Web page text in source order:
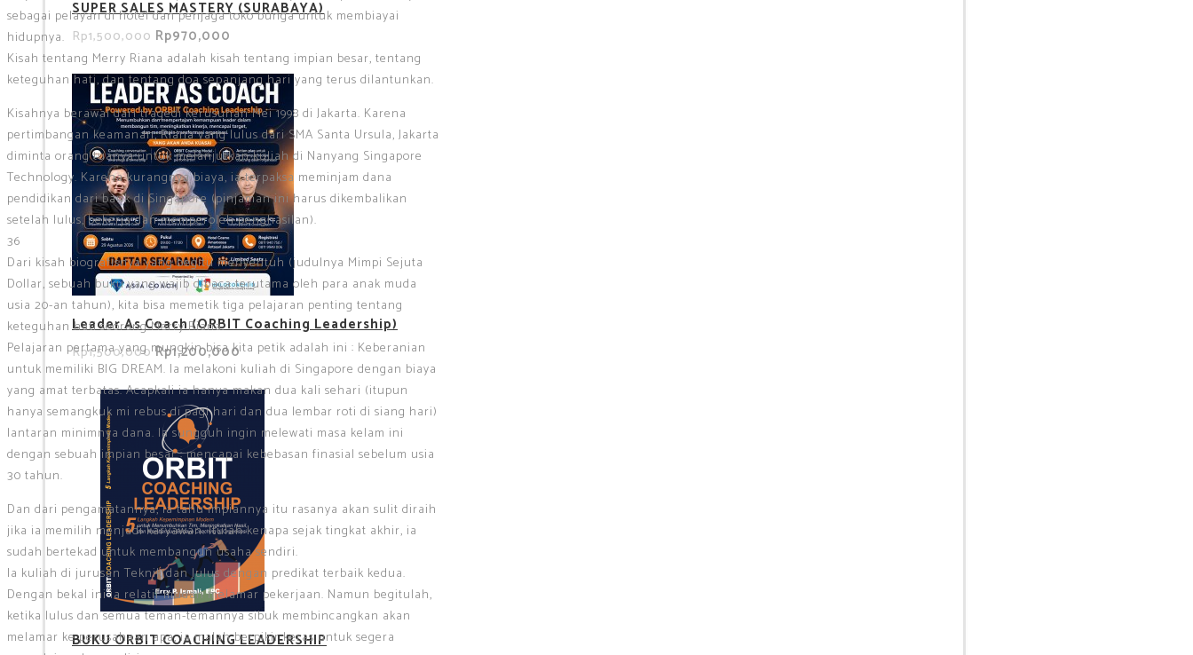
SUPER SALES MASTERY (SURABAYA)
Rp1,500,000 Rp970,000
Leader As Coach (ORBIT Coaching Leadership)
Rp1,500,000 Rp1,200,000
BUKU ORBIT COACHING LEADERSHIP
sebagai pelayan di hotel dan penjaga toko bunga untuk membiayai
hidupnya.
Kisah tentang Merry Riana adalah kisah tentang impian besar, tentang
keteguhan hati, dan tentang doa sepanjang hari yang terus dilantunkan.
Kisahnya berawal dari tragedi kerusuhan Mei 1998 di Jakarta. Karena
pertimbangan keamanan, Riana yang lulus dari SMA Santa Ursula, Jakarta
diminta orang tuanya untuk melanjutkan kuliah di Nanyang Singapore
Technology. Karena kurangnya biaya, ia terpaksa meminjam dana
pendidikan dari bank di Singapore (pinjaman ini harus dikembalikan
setelah lulus, bekerja dan memperoleh penghasilan).
36
Dari kisah biografisnya yang begitu menyentuh (judulnya Mimpi Sejuta
Dollar, sebuah buku yang wajib dibaca terutama oleh para anak muda
usia 20-an tahun), kita bisa memetik tiga pelajaran penting tentang
keteguhan hati seorang Merry Riana.
Pelajaran pertama yang mungkin bisa kita petik adalah ini : Keberanian
untuk memiliki BIG DREAM. Ia melakoni kuliah di Singapore dengan biaya
yang amat terbatas. Acapkali ia hanya makan dua kali sehari (itupun
hanya semangkuk mi rebus di pagi hari dan dua lembar roti di siang hari)
lantaran minimnya dana. Ia sungguh ingin melewati masa kelam ini
dengan sebuah impian besar : mencapai kebebasan finasial sebelum usia
30 tahun.
Dan dari pengamatannya, ia tahu impiannya itu rasanya akan sulit diraih
jika ia memilih menjadi karyawan. Itulah kenapa sejak tingkat akhir, ia
sudah bertekad untuk membangun usaha sendiri.
Ia kuliah di jurusan Teknik dan lulus dengan predikat terbaik kedua.
Dengan bekal ini ia relatif mudah melamar pekerjaan. Namun begitulah,
ketika lulus dan semua teman-temannya sibuk membincangkan akan
melamar ke perusahaan apa, ia malah berpikir keras untuk segera